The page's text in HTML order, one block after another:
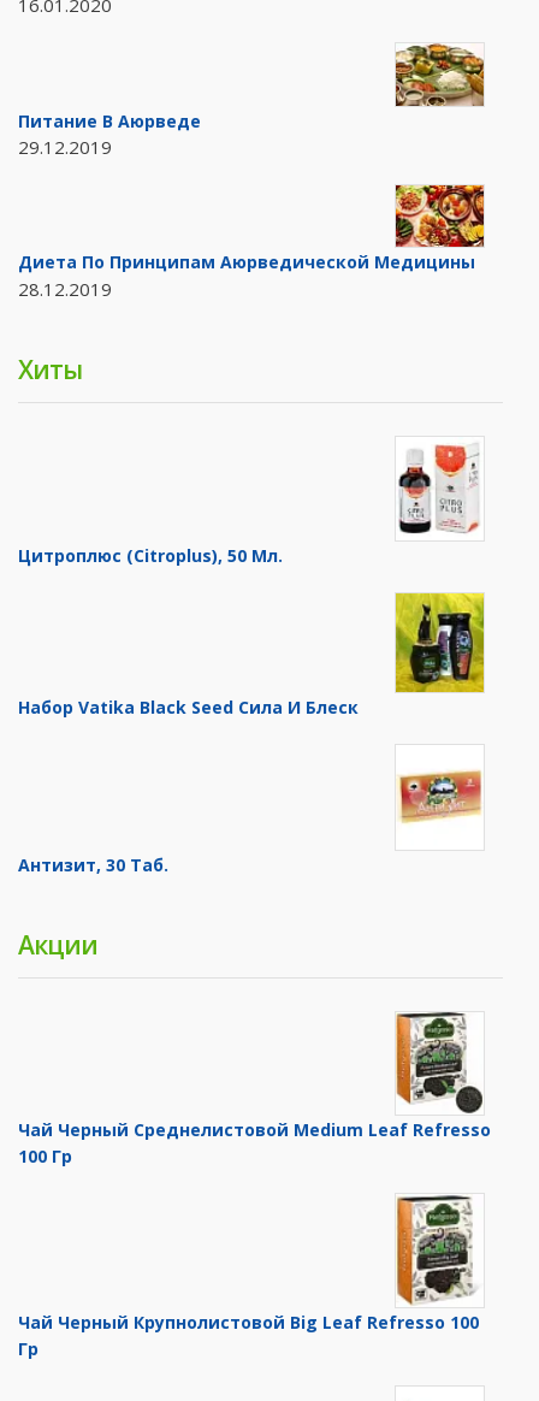
16.01.2020
Питание В Аюрведе
29.12.2019
Диета По Принципам Аюрведической Медицины
28.12.2019
Хиты
Цитроплюс (Citroplus), 50 Мл.
Набор Vatika Black Seed Сила И Блеск
Антизит, 30 Таб.
Акции
Чай Черный Среднелистовой Medium Leaf Refresso
100 Гр
Чай Черный Крупнолистовой Big Leaf Refresso 100
Гр